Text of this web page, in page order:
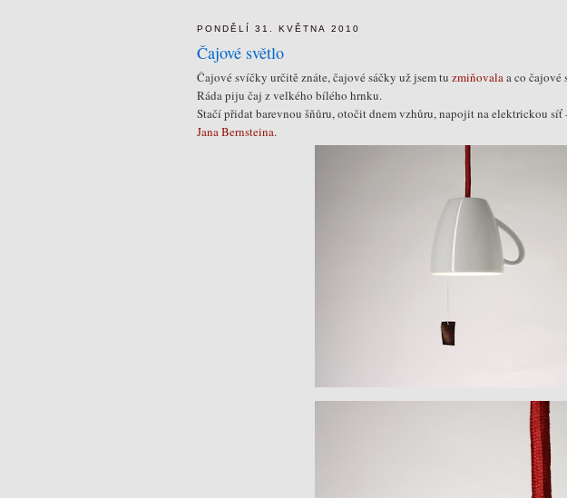
PONDĚLÍ 31. KVĚTNA 2010
Čajové světlo
Čajové svíčky určitě znáte, čajové sáčky už jsem tu zmiňovalaa co čajové
Ráda piju čaj z velkého bílého hrnku.
Stačí přidat barevnou šňůru, otočit dnem vzhůru, napojit na elektrickou síť
Jana Bernsteina.